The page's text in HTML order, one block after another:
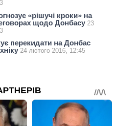
«рішучі кроки» на
щодо Донбасу 23
перекидати на Донбас
24 лютого 2016, 12:45